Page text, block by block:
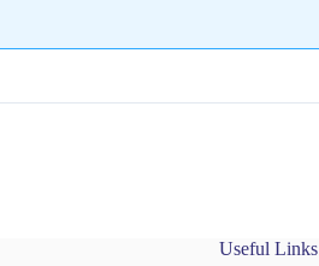
Useful Links